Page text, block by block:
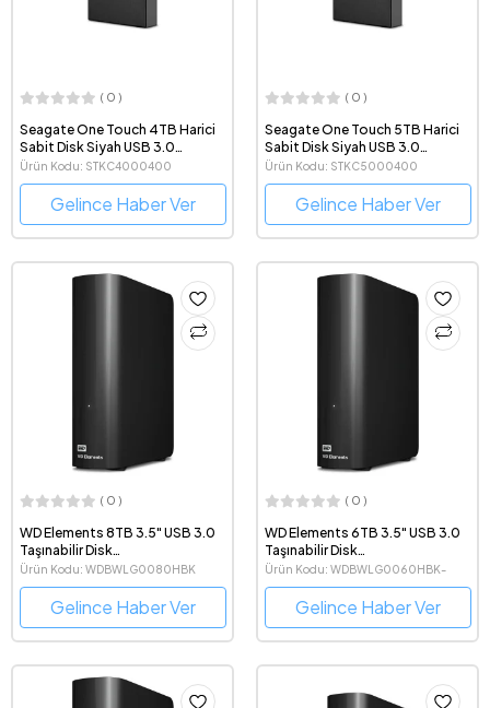
( 0 )
Seagate One Touch 4TB Harici
Sabit Disk Siyah USB 3.0
(STKC4000400)
Ürün Kodu: STKC4000400
Gelince Haber Ver
( 0 )
Seagate One Touch 5TB Harici
Sabit Disk Siyah USB 3.0
(STKC5000400)
Ürün Kodu: STKC5000400
Gelince Haber Ver
( 0 )
WD Elements 8TB 3.5" USB 3.0
Taşınabilir Disk
(WDBWLG0080HBK-EESN)
Ürün Kodu: WDBWLG0080HBK
Gelince Haber Ver
( 0 )
WD Elements 6TB 3.5" USB 3.0
Taşınabilir Disk
WDBWLG0060HBK-EESN
Ürün Kodu: WDBWLG0060HBK-
EESN
Gelince Haber Ver